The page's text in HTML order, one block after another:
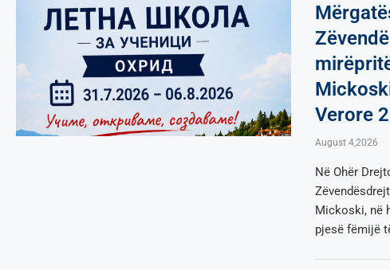
Verore
August 4,2026
Në Ohër
Mickoski, në
pjesë fëmijë